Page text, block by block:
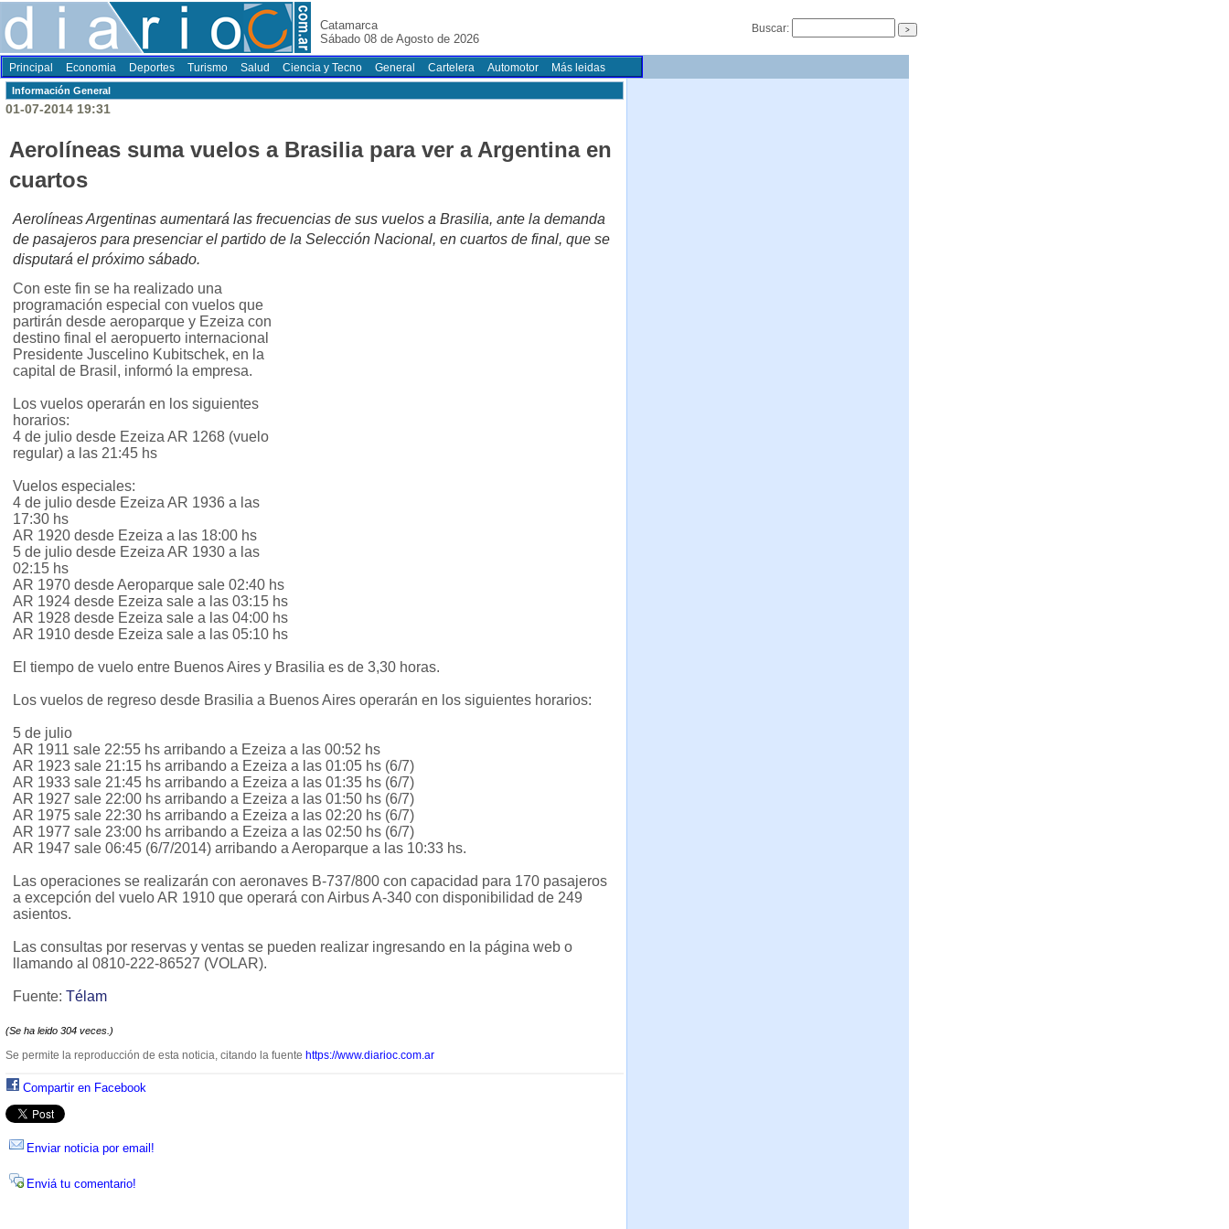
Catamarca
Sábado 08 de Agosto de 2026
Buscar:
Principal Economia Deportes Turismo Salud Ciencia y Tecno General Cartelera Automotor Más leidas
Información General
01-07-2014 19:31
Aerolíneas suma vuelos a Brasilia para ver a Argentina en
cuartos
Aerolíneas Argentinas aumentará las frecuencias de sus vuelos a Brasilia, ante la demanda
de pasajeros para presenciar el partido de la Selección Nacional, en cuartos de final, que se
disputará el próximo sábado.
Con este fin se ha realizado una
programación especial con vuelos que
partirán desde aeroparque y Ezeiza con
destino final el aeropuerto internacional
Presidente Juscelino Kubitschek, en la
capital de Brasil, informó la empresa.
Los vuelos operarán en los siguientes
horarios:
4 de julio desde Ezeiza AR 1268 (vuelo
regular) a las 21:45 hs
Vuelos especiales:
4 de julio desde Ezeiza AR 1936 a las
17:30 hs
AR 1920 desde Ezeiza a las 18:00 hs
5 de julio desde Ezeiza AR 1930 a las
02:15 hs
AR 1970 desde Aeroparque sale 02:40 hs
AR 1924 desde Ezeiza sale a las 03:15 hs
AR 1928 desde Ezeiza sale a las 04:00 hs
AR 1910 desde Ezeiza sale a las 05:10 hs
El tiempo de vuelo entre Buenos Aires y Brasilia es de 3,30 horas.
Los vuelos de regreso desde Brasilia a Buenos Aires operarán en los siguientes horarios:
5 de julio
AR 1911 sale 22:55 hs arribando a Ezeiza a las 00:52 hs
AR 1923 sale 21:15 hs arribando a Ezeiza a las 01:05 hs (6/7)
AR 1933 sale 21:45 hs arribando a Ezeiza a las 01:35 hs (6/7)
AR 1927 sale 22:00 hs arribando a Ezeiza a las 01:50 hs (6/7)
AR 1975 sale 22:30 hs arribando a Ezeiza a las 02:20 hs (6/7)
AR 1977 sale 23:00 hs arribando a Ezeiza a las 02:50 hs (6/7)
AR 1947 sale 06:45 (6/7/2014) arribando a Aeroparque a las 10:33 hs.
Las operaciones se realizarán con aeronaves B-737/800 con capacidad para 170 pasajeros
a excepción del vuelo AR 1910 que operará con Airbus A-340 con disponibilidad de 249
asientos.
Las consultas por reservas y ventas se pueden realizar ingresando en la página web o
llamando al 0810-222-86527 (VOLAR).
Fuente: Télam
(Se ha leido 304 veces.)
Se permite la reproducción de esta noticia, citando la fuente https://www.diarioc.com.ar
Compartir en Facebook
Enviar noticia por email!
Enviá tu comentario!